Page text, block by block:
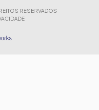
RESERVADOS